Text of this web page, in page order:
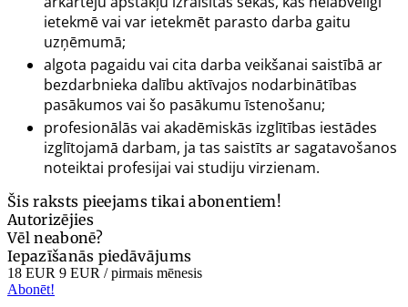
ietekmē vai var ietekmēt parasto darba gaitu
uzņēmumā;
algota pagaidu vai cita darba veikšanai saistībā ar
bezdarbnieka dalību aktīvajos nodarbinātības
pasākumos vai šo pasākumu īstenošanu;
profesionālās vai akadēmiskās izglītības iestādes
izglītojamā darbam, ja tas saistīts ar sagatavošanos
noteiktai profesijai vai studiju virzienam.
Šis raksts pieejams tikai abonentiem!
Autorizējies
Vēl neabonē?
Iepazīšanās piedāvājums
18 EUR 9 EUR / pirmais mēnesis
Abonēt!